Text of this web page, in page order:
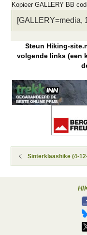
Kopieer GALLERY BB
Steun Hiking-
volgende links (een
Sinterklaashike (4-